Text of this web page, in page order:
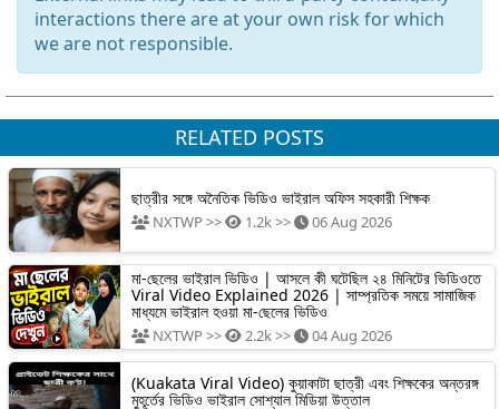
interactions there are at your own risk for which
we are not responsible.
RELATED POSTS
ছাত্রীর সঙ্গে অনৈতিক ভিডিও ভাইরাল অফিস সহকারী শিক্ষক
NXTWP >> 1.2k >> 06 Aug 2026
মা-ছেলের ভাইরাল ভিডিও | আসলে কী ঘটেছিল ২৪ মিনিটের ভিডিওতে
Viral Video Explained 2026 | সাম্প্রতিক সময়ে সামাজিক
মাধ্যমে ভাইরাল হওয়া মা-ছেলের ভিডিও
NXTWP >> 2.2k >> 04 Aug 2026
(Kuakata Viral Video) কুয়াকাটা ছাত্রী এবং শিক্ষকের অন্তরঙ্গ
মুহূর্তের ভিডিও ভাইরাল সোশ্যাল মিডিয়া উত্তাল